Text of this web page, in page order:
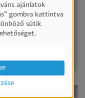
ponthatárokról!
ajánlatok
gombra kattintva
sütik